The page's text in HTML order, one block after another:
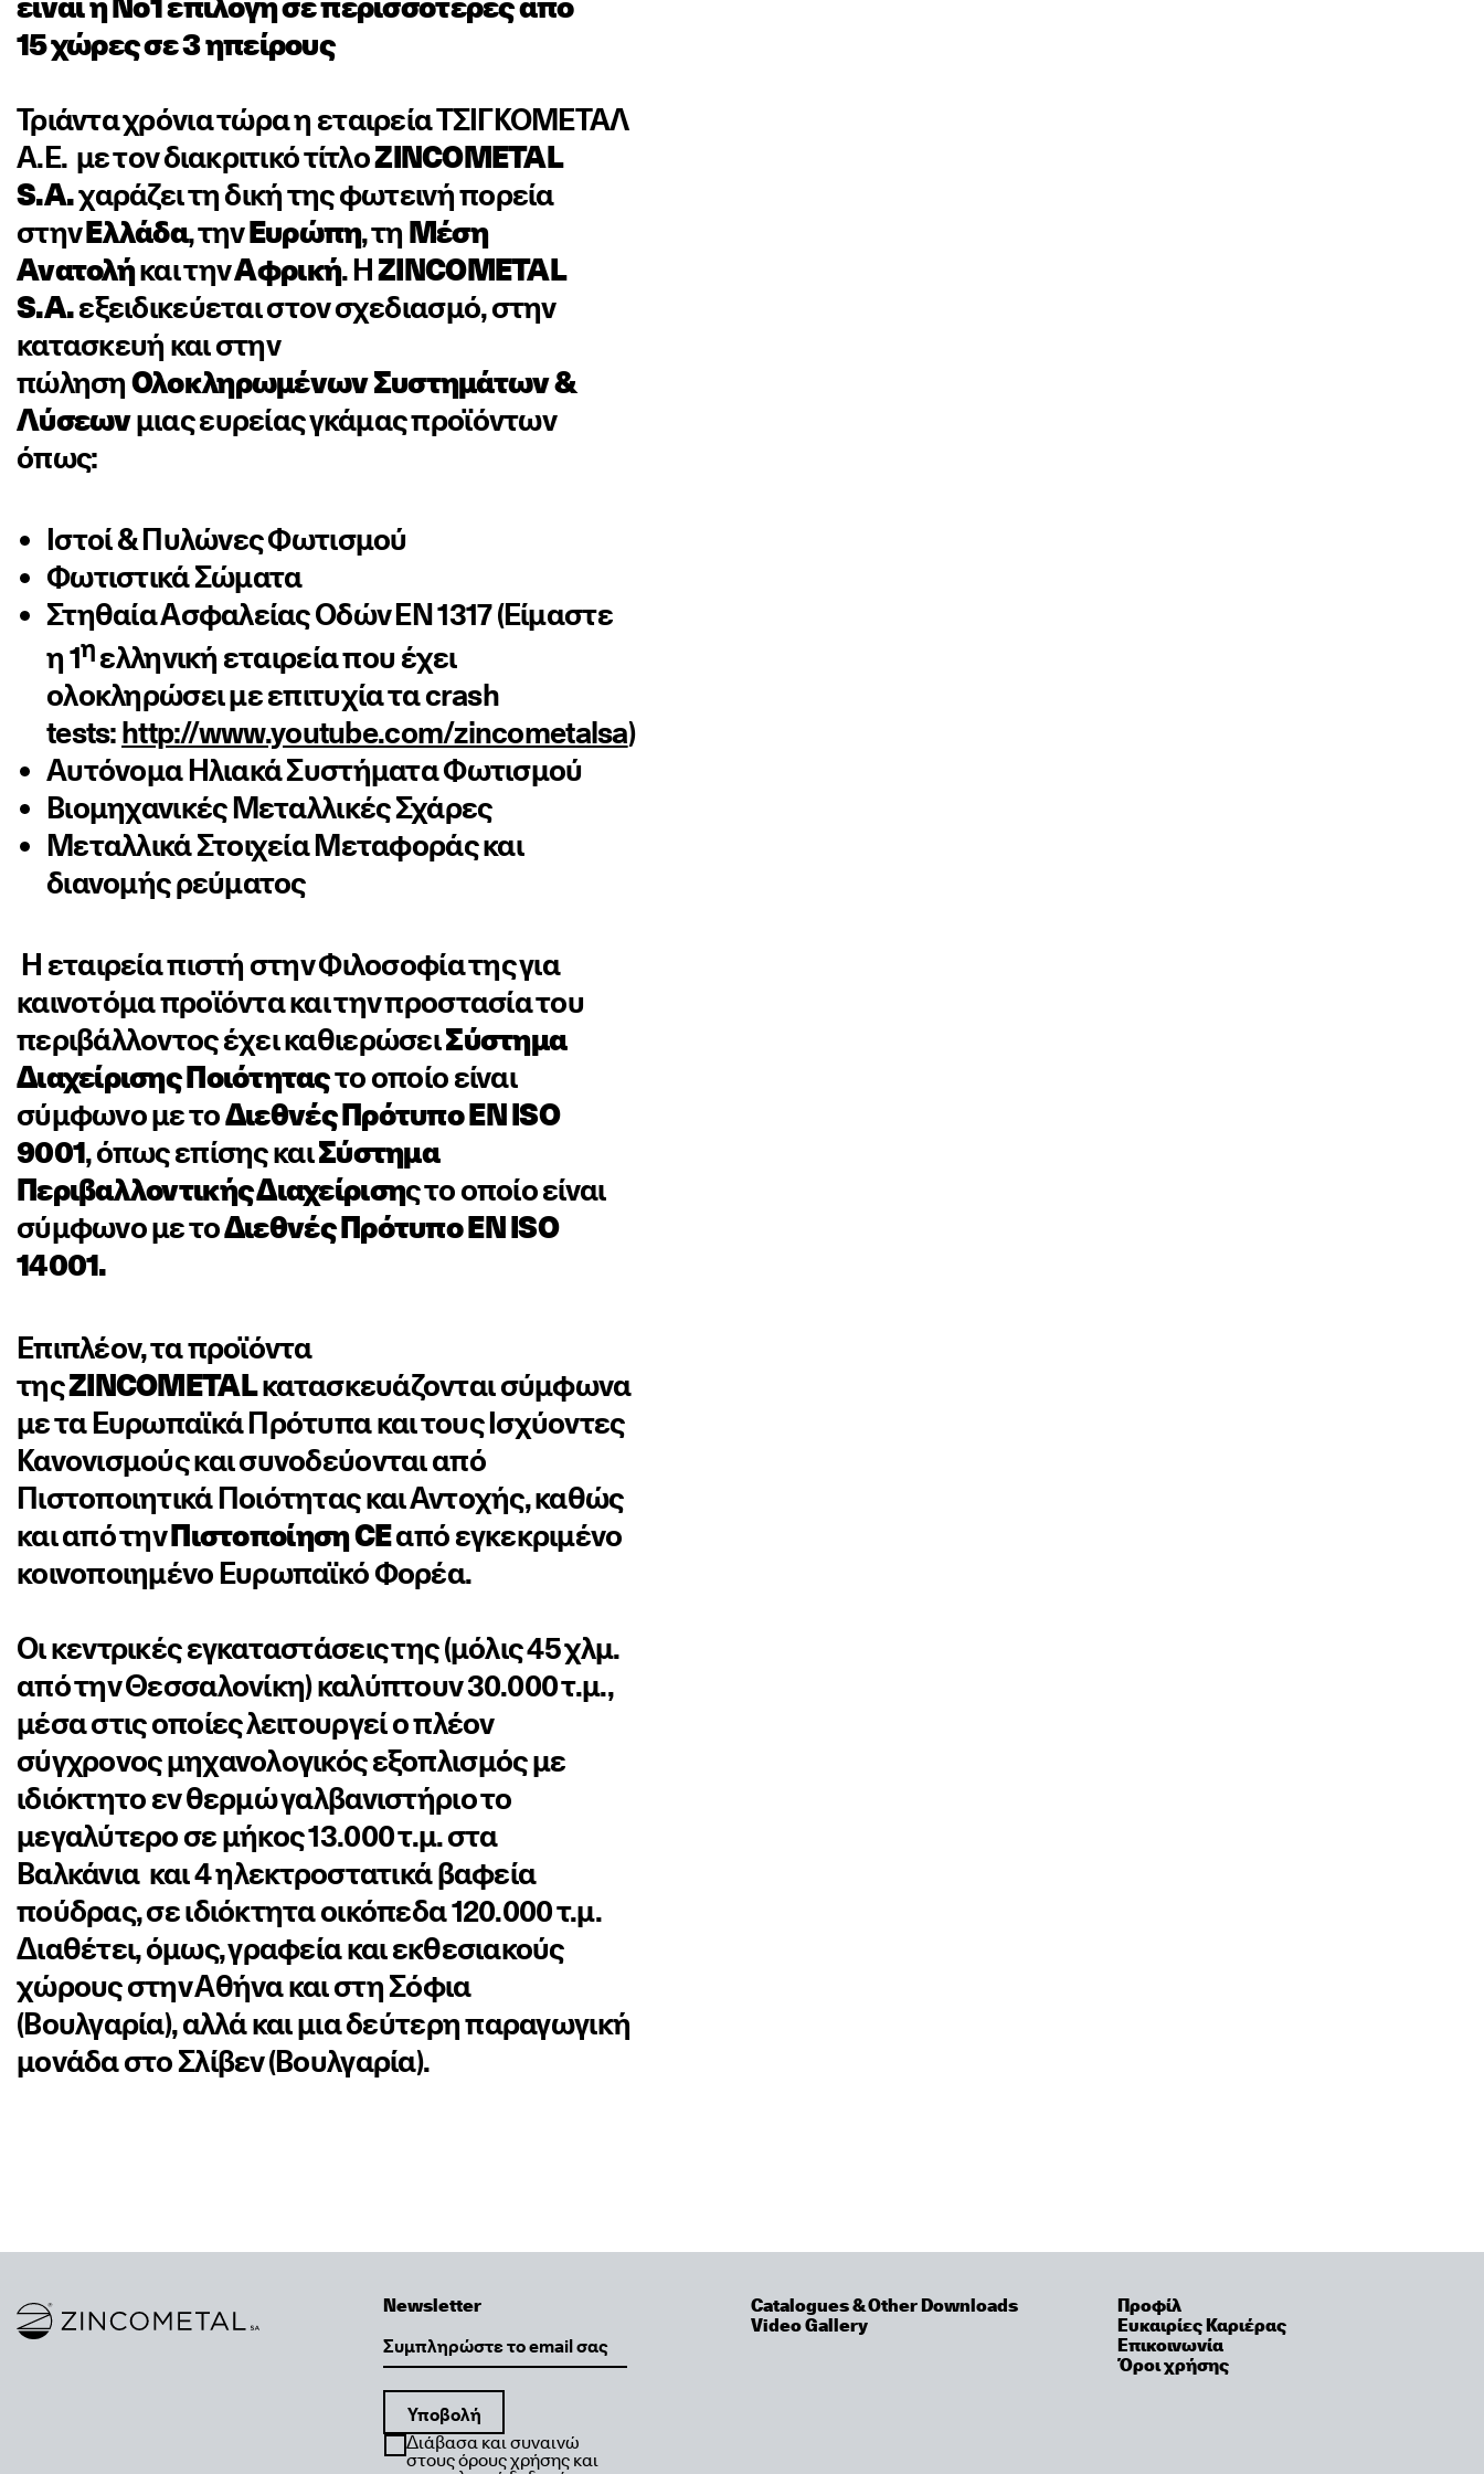
15 χώρες σε 3 ηπείρους
Τριάντα χρόνια τώρα η εταιρεία ΤΣΙΓΚΟΜΕΤΑΛ
Α.Ε. ­ με τον διακριτικό τίτλοZINCOMETAL
S.A.­χαράζει τη δική της φωτεινή πορεία
στηνΕλλάδα, τηνΕυρώπη, τη Μέση
Ανατολήκαι τηνΑφρική. ΗZINCOMETAL
S.A.εξειδικεύεται στον σχεδιασμό, στην
κατασκευή και στην
πώλησηΟλοκληρωμένων Συστημάτων &
Λύσεωνμιας ευρείας γκάμας προϊόντων
όπως:
Ιστοί & Πυλώνες Φωτισμού
Φωτιστικά Σώματα
Στηθαία Ασφαλείας Οδών ΕΝ 1317 (Είμαστε
η 1ηελληνική εταιρεία που έχει
ολοκληρώσει με επιτυχία τα crash
tests:http://www.youtube.com/zincometalsa)
Αυτόνομα Ηλιακά Συστήματα Φωτισμού
Βιομηχανικές Μεταλλικές Σχάρες
Μεταλλικά Στοιχεία Μεταφοράς και
διανομής ρεύματος
Η εταιρεία πιστή στην Φιλοσοφία της για
καινοτόμα προϊόντα και την προστασία του
περιβάλλοντος έχει καθιερώσειΣύστημα
Διαχείρισης Ποιότηταςτο οποίο είναι
σύμφωνο με τοΔιεθνές Πρότυπο EN ISO
9001, όπως επίσης καιΣύστημα
Περιβαλλοντικής Διαχείρισης το οποίο είναι
σύμφωνο με τοΔιεθνές Πρότυπο EN ISO
14001.
Επιπλέον, τα προϊόντα
τηςZINCOMETALκατασκευάζονται σύμφωνα
με τα Ευρωπαϊκά Πρότυπα και τους Ισχύοντες
Κανονισμούς και συνοδεύονται από
Πιστοποιητικά Ποιότητας και Αντοχής, καθώς
και από τηνΠιστοποίηση CEαπό εγκεκριμένο
κοινοποιημένο Ευρωπαϊκό Φορέα.
Οι κεντρικές εγκαταστάσεις της (μόλις 45 χλμ.
από την Θεσσαλονίκη) καλύπτουν 30.000 τ.μ.,
μέσα στις οποίες λειτουργεί ο πλέον
σύγχρονος μηχανολογικός εξοπλισμός με
ιδιόκτητο εν θερμώ γαλβανιστήριο ­το
μεγαλύτερο σε μήκος 13.000 τ.μ. στα
Βαλκάνια ­ και 4 ηλεκτροστατικά βαφεία
πούδρας, σε ιδιόκτητα οικόπεδα 120.000 τ.μ.
Διαθέτει, όμως, γραφεία και εκθεσιακούς
χώρους στην Αθήνα και στη Σόφια
(Βουλγαρία), αλλά και μια δεύτερη παραγωγική
μονάδα στο Σλίβεν (Βουλγαρία).
Link to homepage
Newsletter
Διάβασα και συναινώ
στους όρους χρήσης και
Catalogues & Other Downloads
Video Gallery
Προφίλ
Ευκαιρίες Καριέρας
Επικοινωνία
Όροι χρήσης